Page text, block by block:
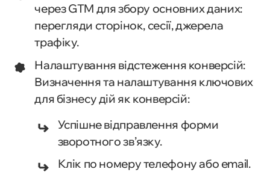
через GTM для збору основних даних:
перегляди сторінок, сесії, джерела
трафіку.
Налаштування відстеження конверсій:
Визначення та налаштування ключових
для бізнесу дій як конверсій:
Успішне відправлення форми
зворотного зв’язку.
Клік по номеру телефону або email.